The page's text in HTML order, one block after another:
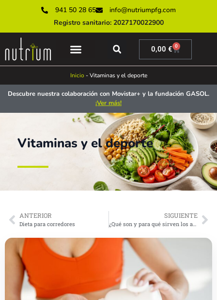
941 50 28 65
info@nutriumpfg.com
Registro sanitario: 2027170022900
0,00 € 0
Inicio-Vitaminas y el deporte
Descubre nuestra colaboración con Movistar+ y la fundación GASOL.
¡Ver más!
Vitaminas y el deporte
ANTERIOR
Dieta para corredores
SIGUIENTE
¿Qué son y para qué sirven los aminoácidos?